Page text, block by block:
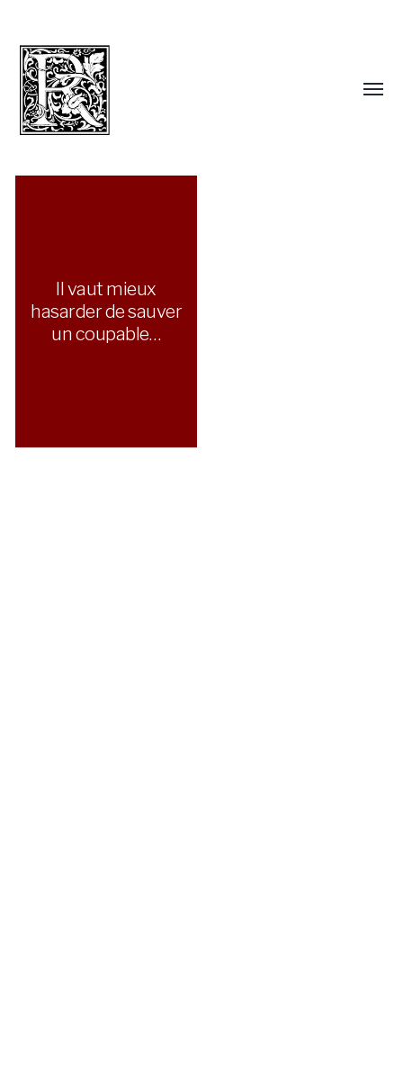
Il vaut mieux
hasarder de sauver
un coupable…